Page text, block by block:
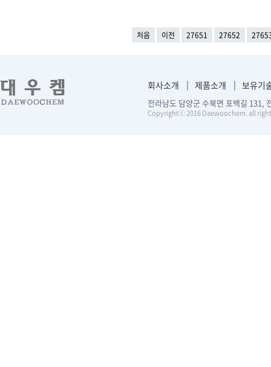
처음 이전 27651 27652
회사소개 제품소개 보유기
전라남도 담양군 수북면 포백길
Copyrightⓒ 2016 Daewoochem. all